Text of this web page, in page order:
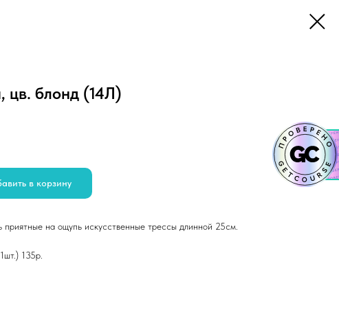
цв. блонд (14Л)
в корзину
на ощупь искусственные трессы длинной 25см.
135р.